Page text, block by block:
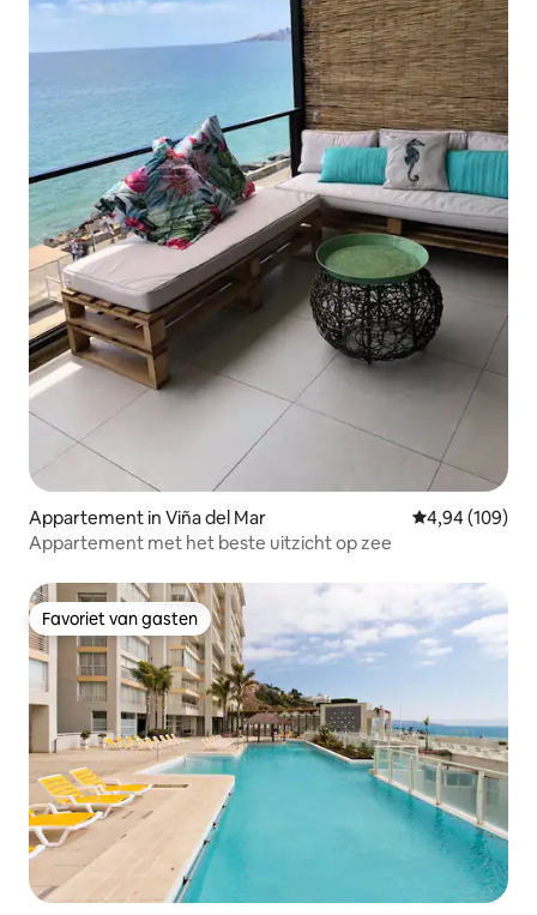
Appartement in Viña del Mar Gemiddelde
4,94 (109)
Appartement met het beste uitzicht op zee
Favoriet van gasten
Favoriet van gasten